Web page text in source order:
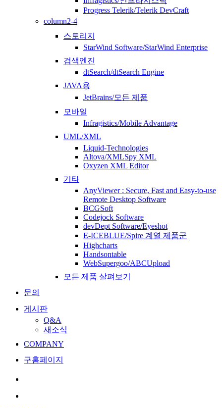
Progress Telerik/Telerik DevCraft
column2-4
스토리지
StarWind Software/StarWind Enterprise
검색엔진
dtSearch/dtSearch Engine
JAVA용
JetBrains/모든 제품
모바일
Infragistics/Mobile Advantage
UML/XML
Liquid-Technologies
Altova/XMLSpy XML
Oxyzen XML Editor
기타
AnyViewer : Secure, Fast and Easy-to-use
Remote Desktop Software
BCGSoft
Codejock Software
devDept Software/Eyeshot
E-ICEBLUE/Spire 계열 제품군
Highcharts
Handsontable
WebSupergoo/ABCUpload
모든 제품 살펴보기
문의
게시판
Q&A
새소식
COMPANY
구홈페이지